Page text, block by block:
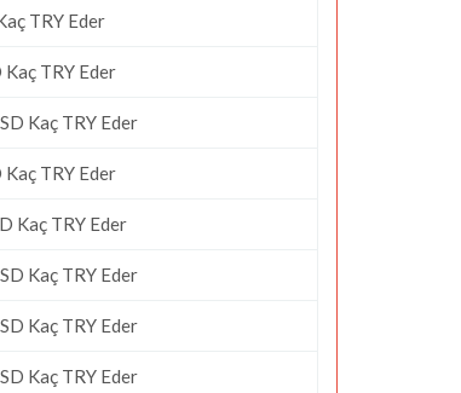
TRY Eder
Kaç TRY Eder
Kaç TRY Eder
Kaç TRY Eder
Kaç TRY Eder
Kaç TRY Eder
Kaç TRY Eder
Kaç TRY Eder